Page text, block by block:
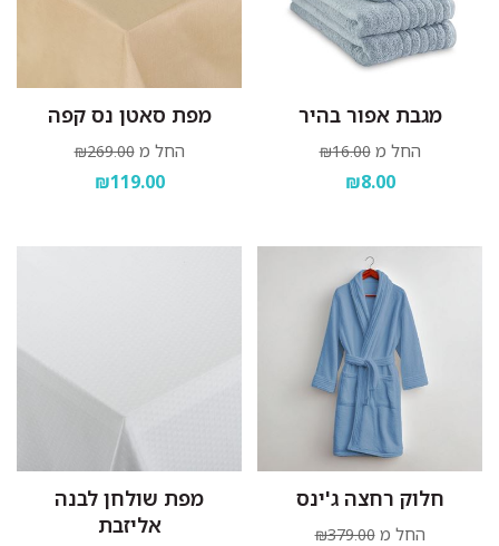
מגבת אפור בהיר
החל מ ₪16.00
₪8.00
מפת סאטן נס קפה
החל מ ₪269.00
₪119.00
חלוק רחצה ג'ינס
החל מ ₪379.00
מפת שולחן לבנה
אליזבת